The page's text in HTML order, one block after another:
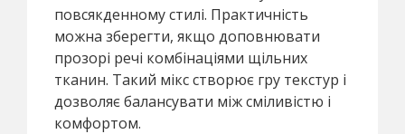
повсякденному стилі. Практичність
можна зберегти, якщо доповнювати
прозорі речі комбінаціями щільних
тканин. Такий мікс створює гру текстур і
дозволяє балансувати між сміливістю і
комфортом.